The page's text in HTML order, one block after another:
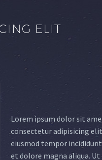
ELIT
Lorem ipsum dolor sit
consectetur adipisicing
eiusmod tempor
et dolore magna aliqua. Ut